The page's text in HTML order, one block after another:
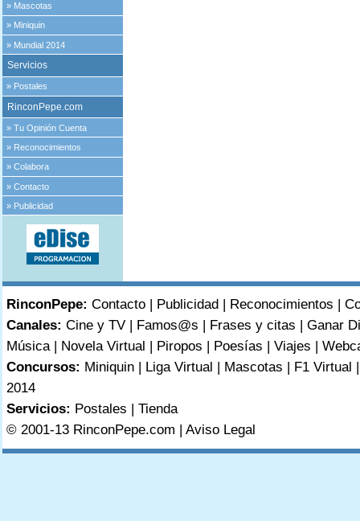
» Mascotas
» Miniquin
» Mundial 2014
Servicios
» Postales
RinconPepe.com
»Tu Opinión Cuenta
» Reconocimientos
»Colabora
»Contacto
» Publicidad
RinconPepe: Contacto| Publicidad| Reconocimientos |
Canales: Cine y TV| Famos@s | Frases y citas | Ganar
Música| Novela Virtual | Piropos | Poesías | Viajes |
Concursos: Miniquin| Liga Virtual | Mascotas | F1 Virtual
2014
Servicios: Postales | Tienda
© 2001-13 RinconPepe.com | Aviso Legal